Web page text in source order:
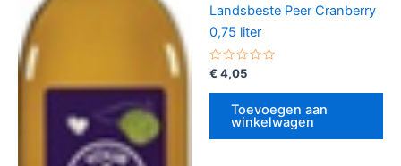
Landsbeste Peer Cranberry
0,75 liter
Gewaardeerd
0
uit
€ 4,05
Toevoegen aan
winkelwagen